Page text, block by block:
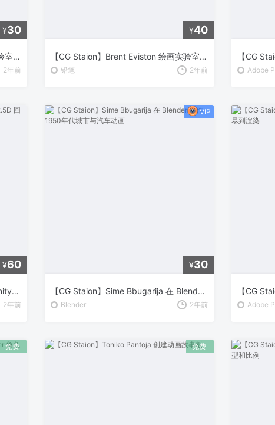
¥30
【CG Staion】Brent Eviston 绘画实验室：初学者指南 – 掌握线条的艺术
2年前
¥40
【CG Staion】Brent Eviston 绘画实验室：初学者指南 – 基础绘画技巧全解析
铅笔 2年前 Adobe
¥60
【CG Staion】Andrew Ashbaugh Unity 2.5D 回合制角色扮演游戏开发
2年前
¥30
【CG Staion】Sime Bbugarija 在 Blender 制作 1950年代城市与汽车动画
Blender 2年前 Adobe